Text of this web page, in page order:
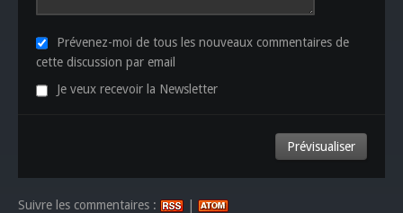
Prévenez-moi de tous les nouveaux commentaires de
cette discussion par email
Je veux recevoir la Newsletter
Suivre les commentaires : |